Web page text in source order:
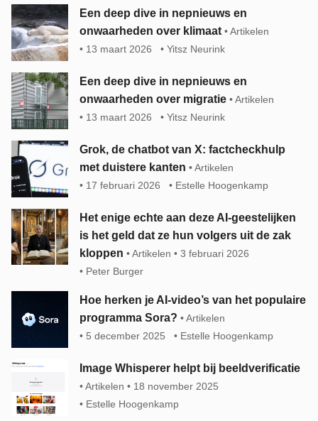
Een deep dive in nepnieuws en
onwaarheden over klimaat
Artikelen
13 maart 2026
Yitsz Neurink
Een deep dive in nepnieuws en
onwaarheden over migratie
Artikelen
13 maart 2026
Yitsz Neurink
Grok, de chatbot van X: factcheckhulp
met duistere kanten
Artikelen
17 februari 2026
Estelle Hoogenkamp
Het enige echte aan deze AI-geestelijken
is het geld dat ze hun volgers uit de zak
kloppen
Artikelen
3 februari 2026
Peter Burger
Hoe herken je AI-video’s van het populaire
programma Sora?
Artikelen
5 december 2025
Estelle Hoogenkamp
Image Whisperer helpt bij beeldverificatie
Artikelen
18 november 2025
Estelle Hoogenkamp